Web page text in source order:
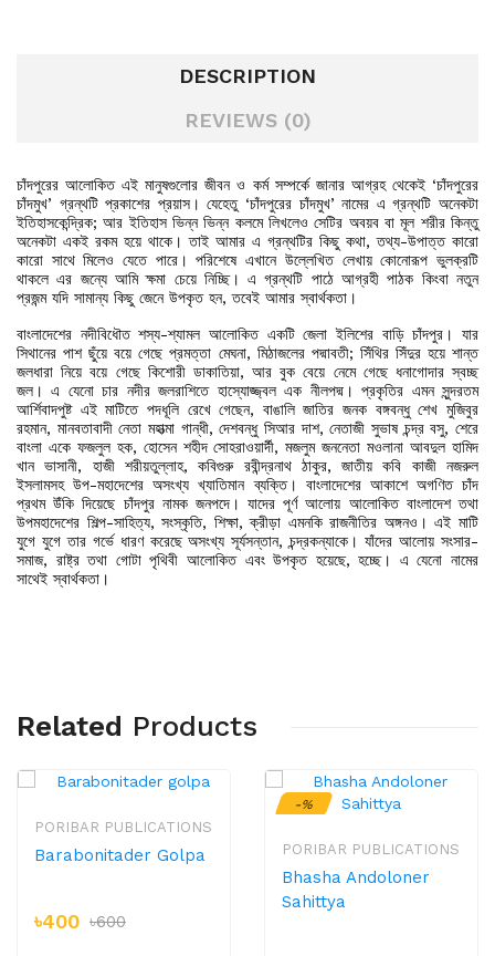
DESCRIPTION
REVIEWS (0)
চাঁদপুরের আলোকিত এই মানুষগুলোর জীবন ও কর্ম সম্পর্কে জানার আগ্রহ থেকেই ‘চাঁদপুরের
চাঁদমুখ’ গ্রন্থটি প্রকাশের প্রয়াস। যেহেতু ‘চাঁদপুরের চাঁদমুখ’ নামের এ গ্রন্থটি অনেকটা
ইতিহাসকেন্দ্রিক; আর ইতিহাস ভিন্ন ভিন্ন কলমে লিখলেও সেটির অবয়ব বা মূল শরীর কিন্তু
অনেকটা একই রকম হয়ে থাকে। তাই আমার এ গ্রন্থটির কিছু কথা, তথ্য-উপাত্ত কারো
কারো সাথে মিলেও যেতে পারে। পরিশেষে এখানে উল্লেখিত লেখায় কোনোরূপ ভুলক্রটি
থাকলে এর জন্যে আমি ক্ষমা চেয়ে নিচ্ছি। এ গ্রন্থটি পাঠে আগ্রহী পাঠক কিংবা নতুন
প্রজন্ম যদি সামান্য কিছু জেনে উপকৃত হন, তবেই আমার স্বার্থকতা।
বাংলাদেশের নদীবিধৌত শস্য-শ্যামল আলোকিত একটি জেলা ইলিশের বাড়ি চাঁদপুর। যার
সিথানের পাশ ছুঁয়ে বয়ে গেছে প্রমত্তা মেঘনা, মিঠাজলের পদ্মাবতী; সিঁথির সিঁদুর হয়ে শান্ত
জলধারা নিয়ে বয়ে গেছে কিশোরী ডাকাতিয়া, আর বুক বেয়ে নেমে গেছে ধনাগোদার স্বচ্ছ
জল। এ যেনো চার নদীর জলরাশিতে হাস্যোজ্জ্বল এক নীলপদ্ম। প্রকৃতির এমন সুন্দরতম
আর্শিবাদপুষ্ট এই মাটিতে পদধূলি রেখে গেছেন, বাঙালি জাতির জনক বঙ্গবন্ধু শেখ মুজিবুর
রহমান, মানবতাবাদী নেতা মহাত্মা গান্ধী, দেশবন্ধু সিআর দাশ, নেতাজী সুভাষ চন্দ্র বসু, শেরে
বাংলা একে ফজলুল হক, হোসেন শহীদ সোহরাওয়ার্দী, মজলুম জননেতা মওলানা আবদুল হামিদ
খান ভাসানী, হাজী শরীয়তুল্লাহ, কবিগুরু রবীন্দ্রনাথ ঠাকুর, জাতীয় কবি কাজী নজরুল
ইসলামসহ উপ-মহাদেশের অসংখ্য খ্যাতিমান ব্যক্তি। বাংলাদেশের আকাশে অগণিত চাঁদ
প্রথম উঁকি দিয়েছে চাঁদপুর নামক জনপদে। যাদের পূর্ণ আলোয় আলোকিত বাংলাদেশ তথা
উপমহাদেশের শিল্প-সাহিত্য, সংস্কৃতি, শিক্ষা, ক্রীড়া এমনকি রাজনীতির অঙ্গনও। এই মাটি
যুগে যুগে তার গর্ভে ধারণ করেছে অসংখ্য সূর্যসন্তান, চন্দ্রকন্যাকে। যাঁদের আলোয় সংসার-
সমাজ, রাষ্ট্র তথা গোটা পৃথিবী আলোকিত এবং উপকৃত হয়েছে, হচ্ছে। এ যেনো নামের
সাথেই স্বার্থকতা।
Related Products
PORIBAR PUBLICATIONS
Barabonitader Golpa
৳400 ৳600
-%
PORIBAR PUBLICATIONS
Bhasha Andoloner
Sahittya